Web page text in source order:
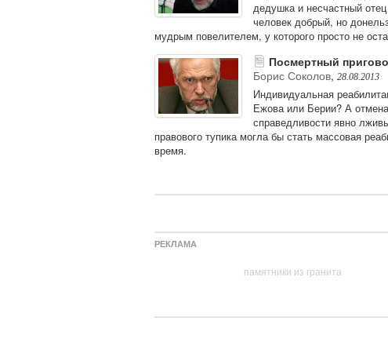
дедушка и несчастный
человек добрый, но
мудрым повелителем, у которого просто не
Посмертный
Борис Соколов, 28.08.2013
Индивидуальная
Ежова или Берии? А
справедливости явно
правового тупика могла бы стать массовая
время.
РЕКЛАМА
памятники из гранита